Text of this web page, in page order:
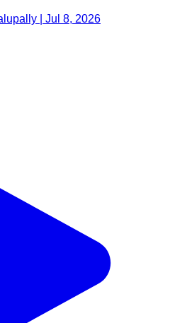
| Jul 8, 2026